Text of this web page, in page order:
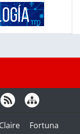
Fortuna